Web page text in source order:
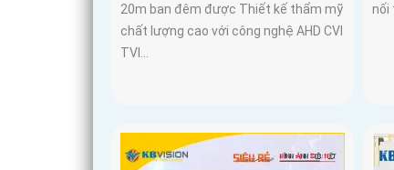
20m ban đêm được Thiết kế thẩm mỹ
chất lượng cao với công nghệ AHD CVI
TVI...
nối